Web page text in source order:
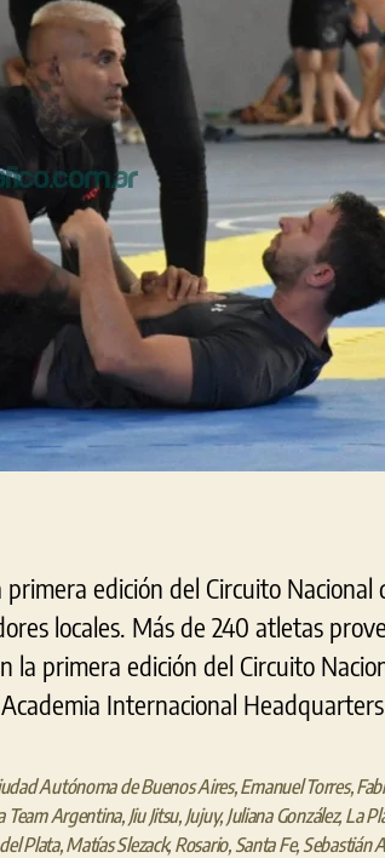
edición del Circuito Nacional
locales. Más de 240 atletas
primera edición del Circuito
Internacional
Autónoma de Buenos Aires,Emanuel Torres,
Team Argentina, Jiu Jitsu, Jujuy,Juliana González, La
Plata,Matías Slezack,Rosario, Santa Fe, Sebastián